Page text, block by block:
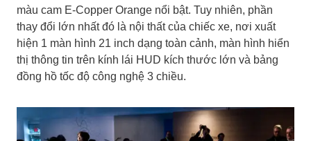
màu cam E-Copper Orange nổi bật. Tuy nhiên, phần
thay đổi lớn nhất đó là nội thất của chiếc xe, nơi xuất
hiện 1 màn hình 21 inch dạng toàn cảnh, màn hình hiển
thị thông tin trên kính lái HUD kích thước lớn và bảng
đồng hồ tốc độ công nghệ 3 chiều.